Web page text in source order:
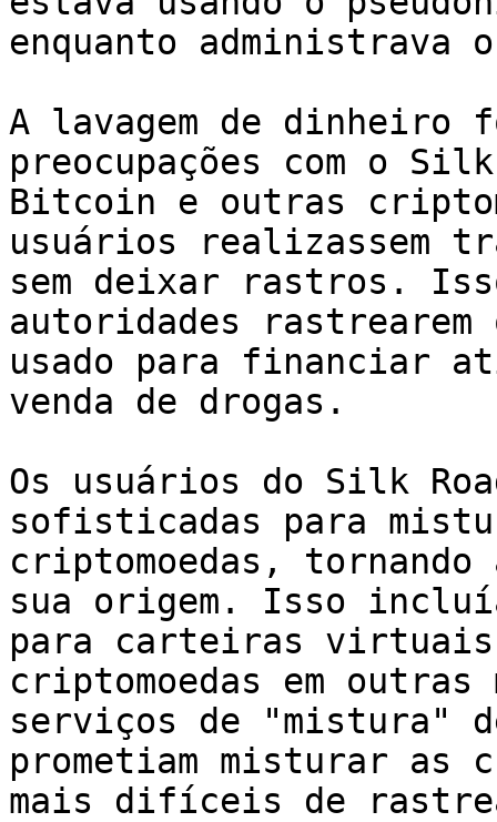
enquanto administrava
A lavagem de dinheiro
preocupações com o
Bitcoin e outras
usuários realizassem
sem deixar rastros.
autoridades
usado para financiar
venda de drogas.
Os usuários do Silk
sofisticadas para
criptomoedas,
sua origem. Isso
para carteiras virtuais
criptomoedas em
serviços de "mistura"
prometiam misturar as
mais difíceis de